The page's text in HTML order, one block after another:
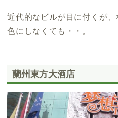
近代的なビルが目に付くが
色にしなくても・・。
蘭州東方大酒店